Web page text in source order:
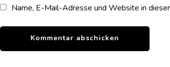
Name, E-Mail-Adresse und Website in